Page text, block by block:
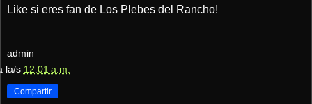
Like si eres fan de Los Plebes del Rancho!
admin
la/s 12:01 a.m.
Compartir